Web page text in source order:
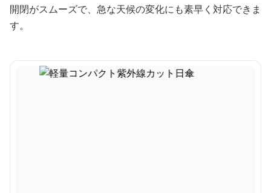
開閉がスムーズで、急な天候の変化にも素早く対応できま
す。